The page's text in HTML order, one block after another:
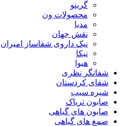
گرینو
محصولات ون
مدیا
نقش جهان
نیک داروی شفاساز امیران
نیکا
هیوا
شفانگر نظری
شفای کردستان
شیره سیب
صابون تریاک
صابون های گیاهی
صمغ های گیاهی